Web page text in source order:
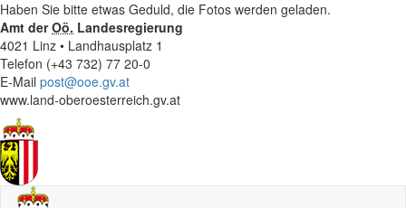
Haben Sie bitte etwas Geduld, die Fotos werden geladen.
Amt derOö. Landesregierung
4021 Linz • Landhausplatz 1
Telefon (+43 732) 77 20-0
E-Mail post@ooe.gv.at
www.land-oberoesterreich.gv.at